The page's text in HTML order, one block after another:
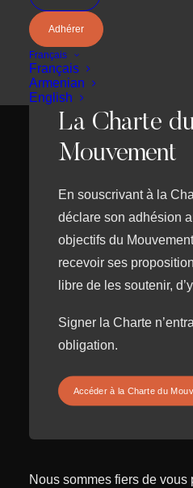
Adhérer
Français
Français
Armenian
English
Nous sommes fiers de
La Charte
Mouvement
En souscrivant à la
déclare son adhésion
objectifs du
recevoir ses
libre de les soutenir,
Signer la Charte
obligation.
Accéder à la Charte du